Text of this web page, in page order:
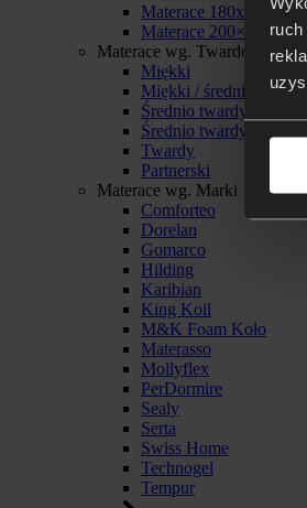
Materace 180x200
Materace 200×200
Materace wg. Twardości
Miękki
Miękki / średnio twardy
Średnio twardy
Średnio twardy / twardy
Twardy
Partnerski
Materace wg. Marki
Comforteo
Dorelan
Gomarco
Hilding
Karibian
King Koil
M&K Foam Koło
Materasso
Mollyflex
PerDormire
Sealy
Serta
Swiss Home
Technogel
Tempur